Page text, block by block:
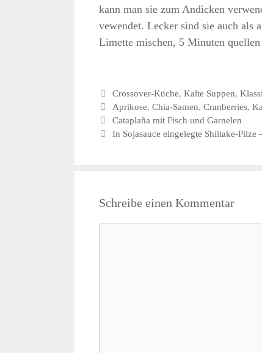
kann man sie zum Andicken
vewendet. Lecker sind sie auch als
Limette mischen, 5 Minuten
Kategorien
Crossover-Küche,Kalte Suppen,
Schlagwörter
Aprikose,Chia-Samen,Cranberries,
Cataplaña mit Fisch und Garnelen
In Sojasauce eingelegte Shiitake-Pilze
Schreibe einen Kommentar